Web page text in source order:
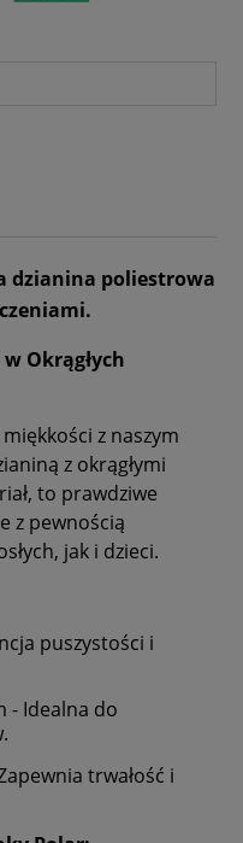
płatności
dzianina poliestrowa
Okrągłych
z naszym
z okrągłymi
to prawdziwe
z pewnością
jak i dzieci.
puszystości i
- Idealna do
trwałość i